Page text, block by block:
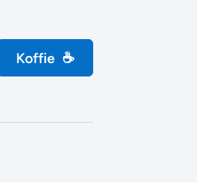
Koffie ☕